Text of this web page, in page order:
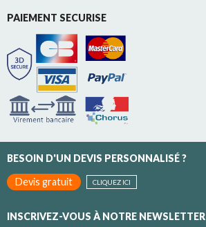
PAIEMENT SECURISE
BESOIN D'UN DEVIS PERSONNALISÉ ?
Devis gratuit
CLIQUEZ ICI
INSCRIVEZ-VOUS À NOTRE NEWSLETTER